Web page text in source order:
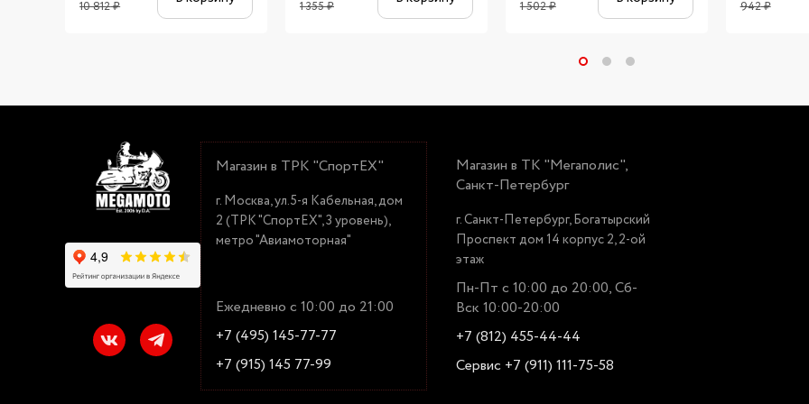
10 812₽ 1 355₽ 1 502₽ 942₽
Магазин в ТРК "СпортЕХ"
г. Москва, ул.5-я Кабельная, дом
2 (ТРК "СпортЕХ", 3 уровень),
метро "Авиамоторная"
Ежедневно с 10:00 до 21:00
+7 (495) 145-77-77
+7 (915) 145 77-99
Магазин в ТК "Мегаполис",
Санкт-Петербург
г. Санкт-Петербург, Богатырский
Проспект дом 14 корпус 2, 2-ой
этаж
Пн-Пт с 10:00 до 20:00, Сб-
Вск 10:00-20:00
+7 (812) 455-44-44
Сервис +7 (911) 111-75-58